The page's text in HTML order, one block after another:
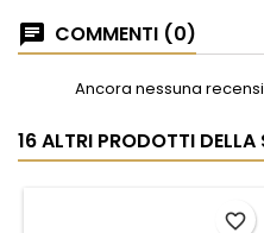
COMMENTI (0)
Ancora nessuna
16 ALTRI PRODOTTI
favorite_border